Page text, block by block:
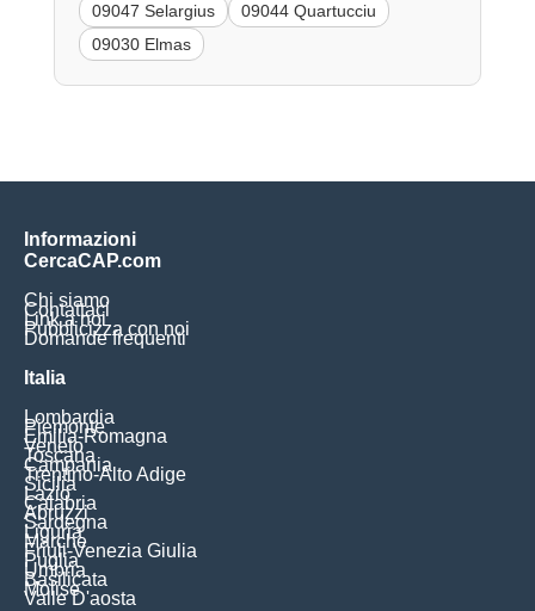
09047 Selargius
09044 Quartucciu
09030 Elmas
Informazioni
CercaCAP.com
Chi siamo
Contattaci
Link a noi
Pubblicizza con noi
Domande frequenti
Italia
Lombardia
Piemonte
Emilia-Romagna
Veneto
Toscana
Campania
Trentino-Alto Adige
Sicilia
Lazio
Calabria
Abruzzi
Sardegna
Liguria
Marche
Friuli-Venezia Giulia
Puglia
Umbria
Basilicata
Molise
Valle D'aosta